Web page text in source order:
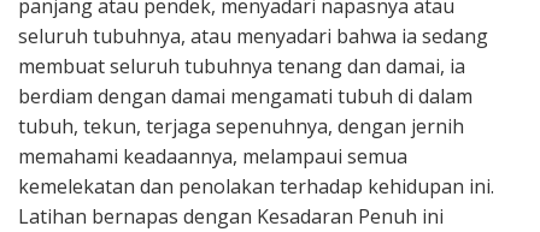
panjang atau pendek, menyadari napasnya atau
seluruh tubuhnya, atau menyadari bahwa ia sedang
membuat seluruh tubuhnya tenang dan damai, ia
berdiam dengan damai mengamati tubuh di dalam
tubuh, tekun, terjaga sepenuhnya, dengan jernih
memahami keadaannya, melampaui semua
kemelekatan dan penolakan terhadap kehidupan ini.
Latihan bernapas dengan Kesadaran Penuh ini